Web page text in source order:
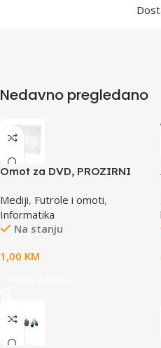
Nedavno pregledano
Omot za DVD, PROZIRNI
Mediji, Futrole i omoti,
Informatika
Na stanju
1,00 KM